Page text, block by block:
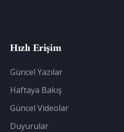
Hızlı Erişim
Güncel Yazılar
Haftaya Bakış
Güncel Videolar
Duyurular